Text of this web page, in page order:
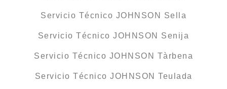
Servicio Técnico JOHNSON Sella
Servicio Técnico JOHNSON Senija
Servicio Técnico JOHNSON Tàrbena
Servicio Técnico JOHNSON Teulada